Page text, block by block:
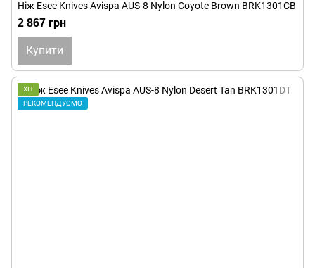
Ніж Esee Knives Avispa AUS-8 Nylon Coyote Brown BRK1301CB
2 867 грн
Купити
ХІТ
РЕКОМЕНДУЄМО